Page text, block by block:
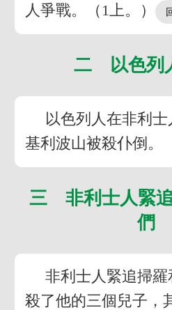
人爭戰。（1上。）
二 以色列
以色列人在非利
基利波山被殺仆倒。
三 非利士人緊
們
非利士人緊追掃
殺了他的三個兒子，